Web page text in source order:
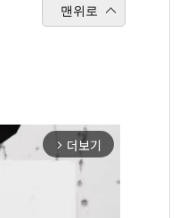
맨위로
arrow_forward_ios 더보기